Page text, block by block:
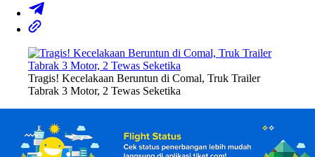
Tragis! Kecelakaan Beruntun di Comal, Truk Trailer
Tabrak 3 Motor, 2 Tewas Seketika